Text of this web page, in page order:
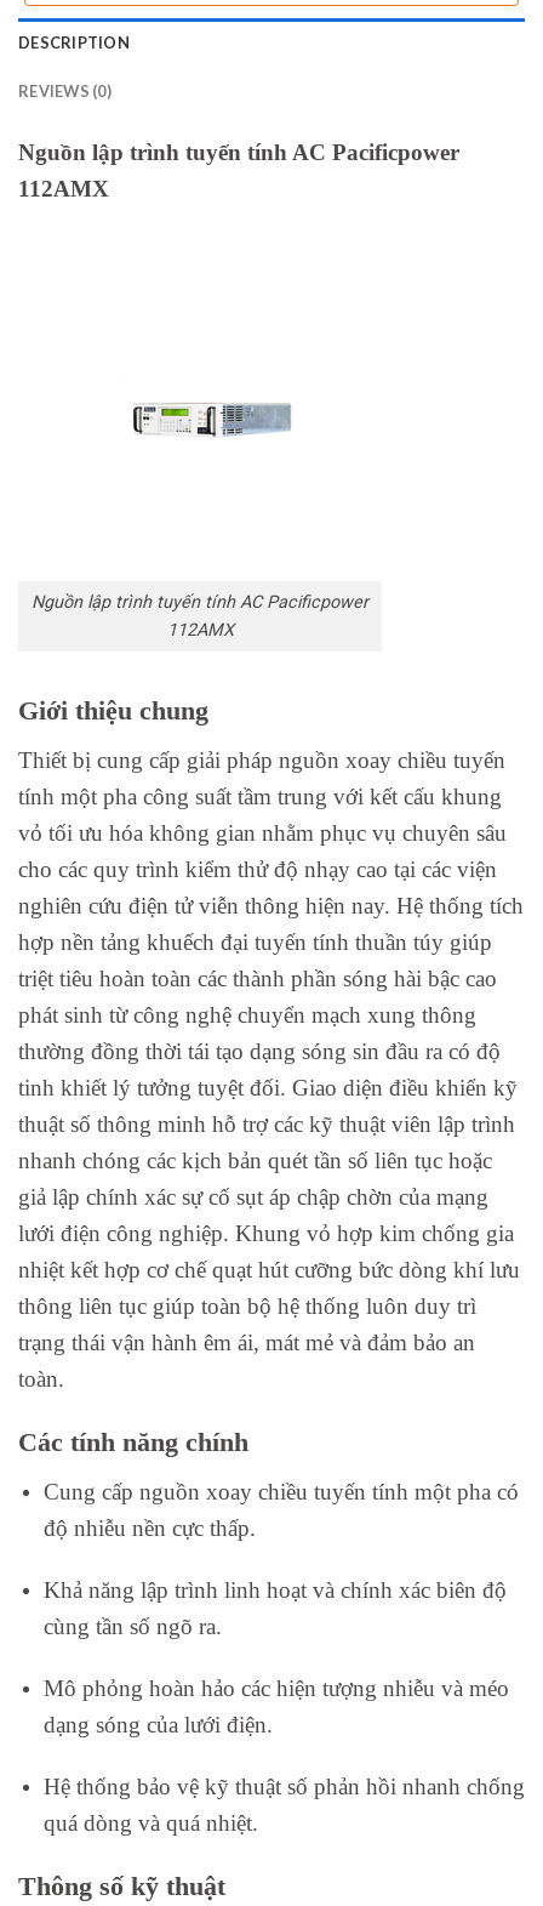
DESCRIPTION
REVIEWS (0)
Nguồn lập trình tuyến tính AC Pacificpower
112AMX
Nguồn lập trình tuyến tính AC Pacificpower
112AMX
Giới thiệu chung
Thiết bị cung cấp giải pháp nguồn xoay chiều tuyến
tính một pha công suất tầm trung với kết cấu khung
vỏ tối ưu hóa không gian nhằm phục vụ chuyên sâu
cho các quy trình kiểm thử độ nhạy cao tại các viện
nghiên cứu điện tử viễn thông hiện nay. Hệ thống tích
hợp nền tảng khuếch đại tuyến tính thuần túy giúp
triệt tiêu hoàn toàn các thành phần sóng hài bậc cao
phát sinh từ công nghệ chuyển mạch xung thông
thường đồng thời tái tạo dạng sóng sin đầu ra có độ
tinh khiết lý tưởng tuyệt đối. Giao diện điều khiển kỹ
thuật số thông minh hỗ trợ các kỹ thuật viên lập trình
nhanh chóng các kịch bản quét tần số liên tục hoặc
giả lập chính xác sự cố sụt áp chập chờn của mạng
lưới điện công nghiệp. Khung vỏ hợp kim chống gia
nhiệt kết hợp cơ chế quạt hút cưỡng bức dòng khí lưu
thông liên tục giúp toàn bộ hệ thống luôn duy trì
trạng thái vận hành êm ái, mát mẻ và đảm bảo an
toàn.
Các tính năng chính
Cung cấp nguồn xoay chiều tuyến tính một pha có
độ nhiễu nền cực thấp.
Khả năng lập trình linh hoạt và chính xác biên độ
cùng tần số ngõ ra.
Mô phỏng hoàn hảo các hiện tượng nhiễu và méo
dạng sóng của lưới điện.
Hệ thống bảo vệ kỹ thuật số phản hồi nhanh chống
quá dòng và quá nhiệt.
Thông số kỹ thuật